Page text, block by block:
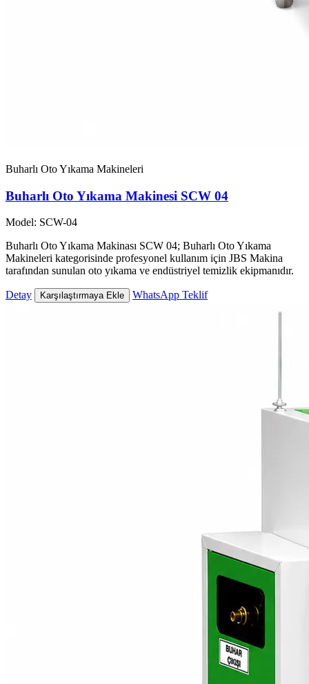
Buharlı Oto Yıkama Makineleri
Buharlı Oto Yıkama Makinesi SCW 04
Model: SCW-04
Buharlı Oto Yıkama Makinası SCW 04; Buharlı Oto Yıkama
Makineleri kategorisinde profesyonel kullanım için JBS Makina
tarafından sunulan oto yıkama ve endüstriyel temizlik ekipmanıdır.
Detay Karşılaştırmaya Ekle WhatsApp Teklif